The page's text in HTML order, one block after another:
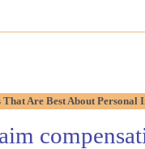
That Are Best About